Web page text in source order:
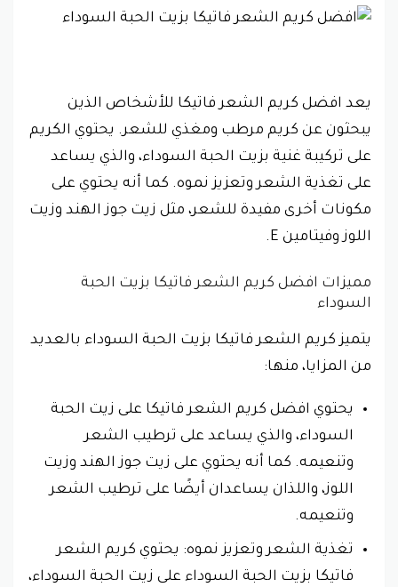
يعد افضل كريم الشعر فاتيكا للأشخاص الذين
يبحثون عن كريم مرطب ومغذي للشعر. يحتوي الكريم
على تركيبة غنية بزيت الحبة السوداء، والذي يساعد
على تغذية الشعر وتعزيز نموه. كما أنه يحتوي على
مكونات أخرى مفيدة للشعر، مثل زيت جوز الهند وزيت
اللوز وفيتامين E.
مميزات افضل كريم الشعر فاتيكا بزيت الحبة
السوداء
يتميز كريم الشعر فاتيكا بزيت الحبة السوداء بالعديد
من المزايا، منها:
يحتوي افضل كريم الشعر فاتيكا على زيت الحبة
السوداء، والذي يساعد على ترطيب الشعر
وتنعيمه. كما أنه يحتوي على زيت جوز الهند وزيت
اللوز، واللذان يساعدان أيضًا على ترطيب الشعر
وتنعيمه.
تغذية الشعر وتعزيز نموه: يحتوي كريم الشعر
فاتيكا بزيت الحبة السوداء على زيت الحبة السوداء،